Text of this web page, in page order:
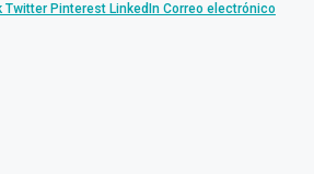
Twitter Pinterest LinkedIn Correo electrónico